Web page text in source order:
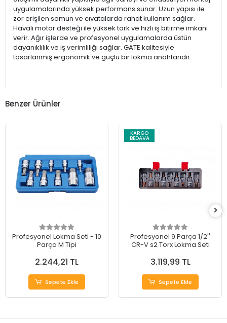
uygulamalarında yüksek performans sunar. Uzun yapısı ile
zor erişilen somun ve cıvatalarda rahat kullanım sağlar.
Havalı motor desteği ile yüksek tork ve hızlı iş bitirme imkanı
verir. Ağır işlerde ve profesyonel uygulamalarda üstün
dayanıklılık ve iş verimliliği sağlar. GATE kalitesiyle
tasarlanmış ergonomik ve güçlü bir lokma anahtarıdır.
Benzer Ürünler
Profesyonel Lokma Seti - 10
Parça M Tipi
2.244,21 TL
Sepete Ekle
KARGO
BEDAVA
Profesyonel 9 Parça 1/2''
CR-V s2 Torx Lokma Seti
3.119,99 TL
Sepete Ekle